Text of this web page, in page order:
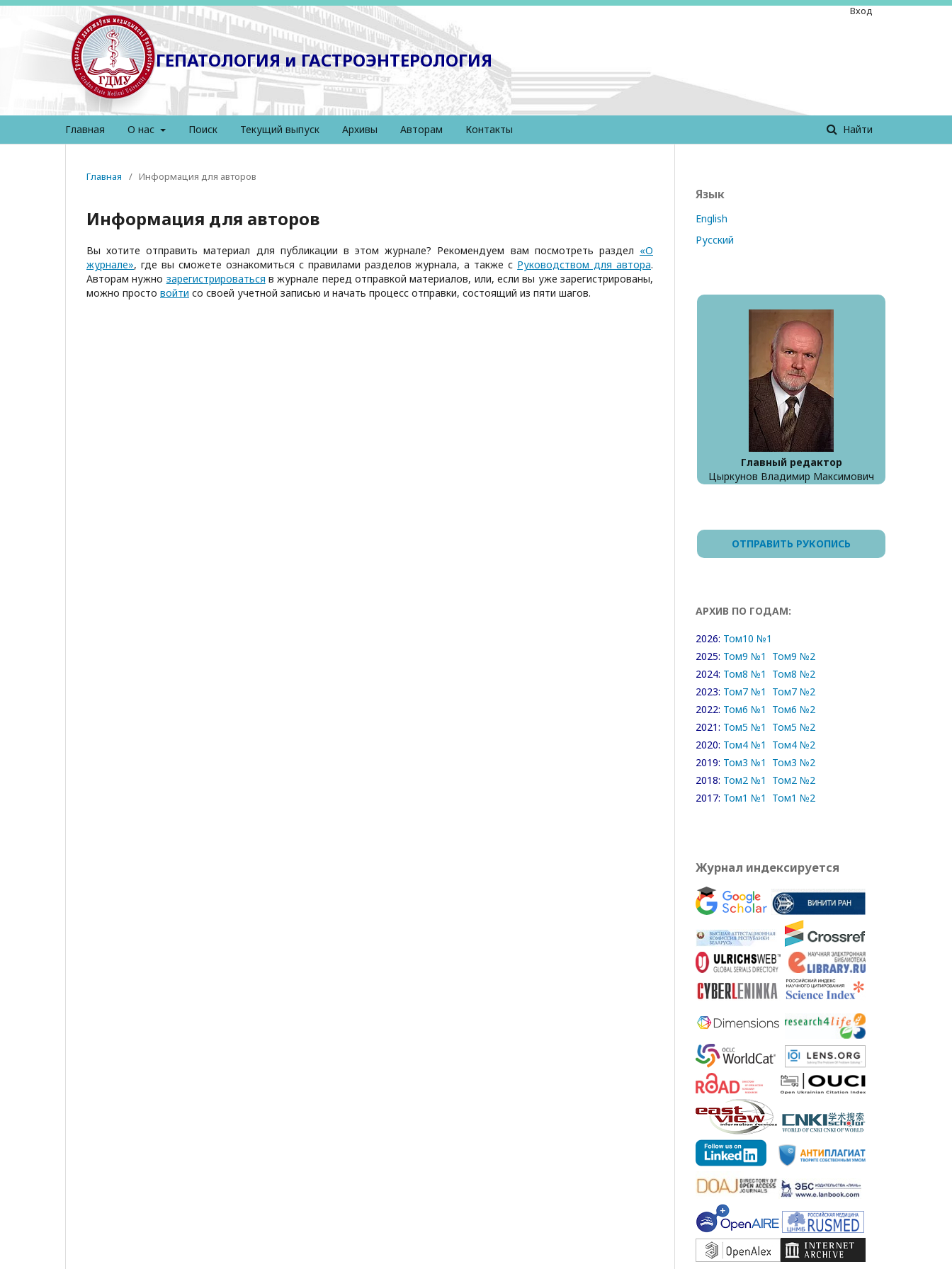
ГЕПАТОЛОГИЯ и ГАСТРОЭНТЕРОЛОГИЯ
Главная О нас Поиск Текущий выпуск Архивы Авторам Контакты Найти
Вход
Главная / Информация для авторов
Информация для авторов
Вы хотите отправить материал для публикации в этом журнале? Рекомендуем вам посмотреть раздел «О
журнале», где вы сможете ознакомиться с правилами разделов журнала, а также с Руководством для автора.
Авторам нужно зарегистрироваться в журнале перед отправкой материалов, или, если вы уже зарегистрированы,
можно просто войти со своей учетной записью и начать процесс отправки, состоящий из пяти шагов.
Язык
English
Русский
Главный редактор
Цыркунов Владимир Максимович
ОТПРАВИТЬ РУКОПИСЬ
АРХИВ ПО ГОДАМ:
2026: Том10 №1
2025: Том9 №1
Том9 №2
2024: Том8 №1
Том8 №2
2023: Том7 №1
Том7 №2
2022: Том6 №1
Том6 №2
2021: Том5 №1
Том5 №2
2020: Том4 №1
Том4 №2
2019: Том3 №1
Том3 №2
2018: Том2 №1
Том2 №2
2017: Том1 №1 Том1 №2
Журнал индексируется